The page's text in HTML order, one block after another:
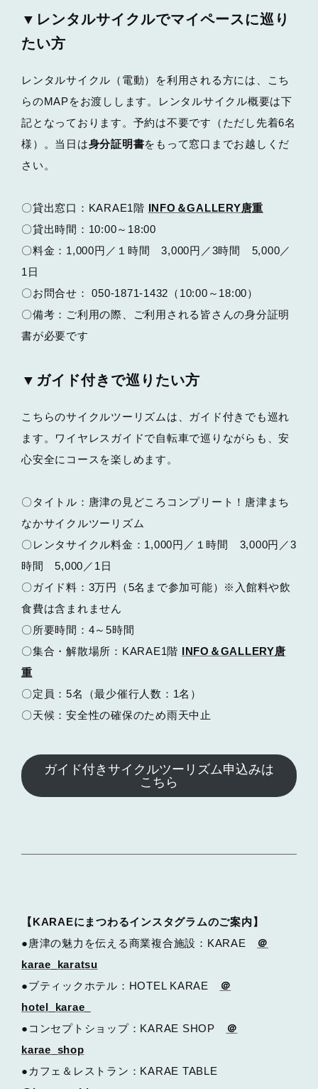
▼レンタルサイクルでマイペースに巡り
たい方
レンタルサイクル（電動）を利用される方には、こち
らのMAPをお渡しします。レンタルサイクル概要は下
記となっております。予約は不要です（ただし先着6名
様）。当日は身分証明書をもって窓口までお越しくだ
さい。
〇貸出窓口：KARAE1階 INFO＆GALLERY唐重
〇貸出時間：10:00～18:00
〇料金：1,000円／１時間 3,000円／3時間 5,000／
1日
〇お問合せ： 050-1871-1432（10:00～18:00）
〇備考：ご利用の際、ご利用される皆さんの身分証明
書が必要です
▼ガイド付きで巡りたい方
こちらのサイクルツーリズムは、ガイド付きでも巡れ
ます。ワイヤレスガイドで自転車で巡りながらも、安
心安全にコースを楽しめます。
〇タイトル：唐津の見どころコンプリート！唐津まち
なかサイクルツーリズム
〇レンタサイクル料金：1,000円／１時間 3,000円／3
時間 5,000／1日
〇ガイド料：3万円（5名まで参加可能）※入館料や飲
食費は含まれません
〇所要時間：4～5時間
〇集合・解散場所：KARAE1階 INFO＆GALLERY唐
重
〇定員：5名（最少催行人数：1名）
〇天候：安全性の確保のため雨天中止
ガイド付きサイクルツーリズム申込みは
こちら
【KARAEにまつわるインスタグラムのご案内】
●唐津の魅力を伝える商業複合施設：KARAE
＠
karae_karatsu
●ブティックホテル：HOTEL KARAE
＠
hotel_karae_
●コンセプトショップ：KARAE SHOP
＠
karae_shop
●カフェ＆レストラン：KARAE TABLE